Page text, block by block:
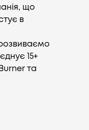
що
в
15+
та